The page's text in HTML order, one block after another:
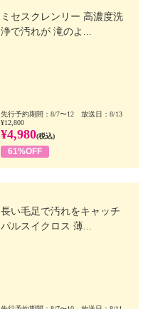
ミセスクレンリー 高濃度洗
浄で汚れが 滝のよ...
先行予約期間：8/7〜12 放送日：8/13
¥12,800
¥4,980(税込)
61%OFF
長い毛足で汚れをキャッチ
パルスイクロス 薄...